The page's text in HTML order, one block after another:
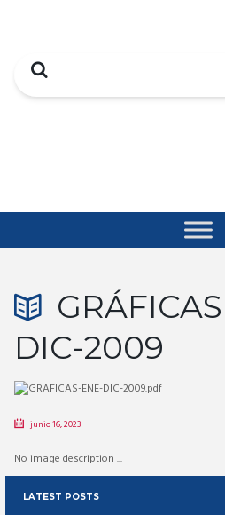
Search
DIC-2009
junio 16, 2023
No image description ...
LATEST POSTS